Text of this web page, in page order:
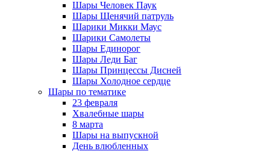
Шары Человек Паук
Шары Щенячий патруль
Шарики Микки Маус
Шарики Самолеты
Шары Единорог
Шары Леди Баг
Шары Принцессы Дисней
Шары Холодное сердце
Шары по тематике
23 февраля
Хвалебные шары
8 марта
Шары на выпускной
День влюбленных